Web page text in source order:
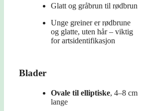
Glatt og gråbrun til rødbrun
Unge greiner er rødbrune
og glatte, uten hår – viktig
for artsidentifikasjon
Blader
Ovale til elliptiske, 4–8 cm
lange